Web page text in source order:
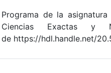
Programa de la
Ciencias Exactas y
de https://hdl.handle.net/